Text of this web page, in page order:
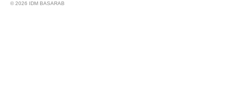
© 2026 IDM BASARAB